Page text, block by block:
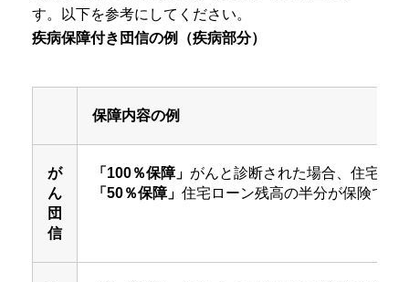
す。以下を参考にしてください。
疾病保障付き団信の例（疾病部分）
保障内容の例
が
ん
団
信
「100％保障」 がんと診断された場合、住宅ロ
「50％保障」 住宅ローン残高の半分が保険でカ